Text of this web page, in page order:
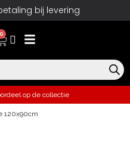
bij levering
0
op de collectie
120x90cm